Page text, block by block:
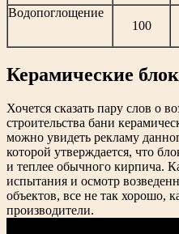
Водопоглощение
100
Керамические
Хочется сказать пару слов о
строительства бани
можно увидеть рекламу
которой утверждается, что
и теплее обычного кирпича.
испытания и осмотр
объектов, все не так хорошо,
производители.